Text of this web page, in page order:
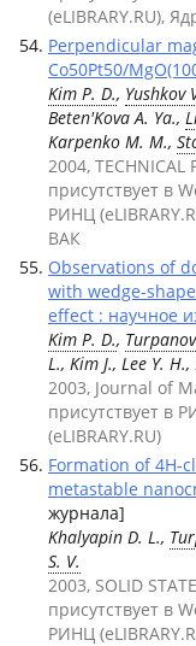
(eLIBRARY.RU),
Perpendicular
Co50Pt50/
Kim P. D., Yushkov
Beten'Kova A. Ya.,
Karpenko M. M.,
2004, TECHNICAL
присутствует в
РИНЦ
ВАК
Observations of
with wedge-
effect : научное
Kim P. D.,
L., Kim J., Lee Y.
2003, Journal of
присутствует в
(eLIBRARY.RU)
Formation of 4H-
metastable
журнала]
Khalyapin D. L.,
S. V.
2003, SOLID
присутствует в
РИНЦ